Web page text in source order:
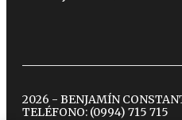
2026 - BENJAMÍN
TELÉFONO: (0994) 715 715